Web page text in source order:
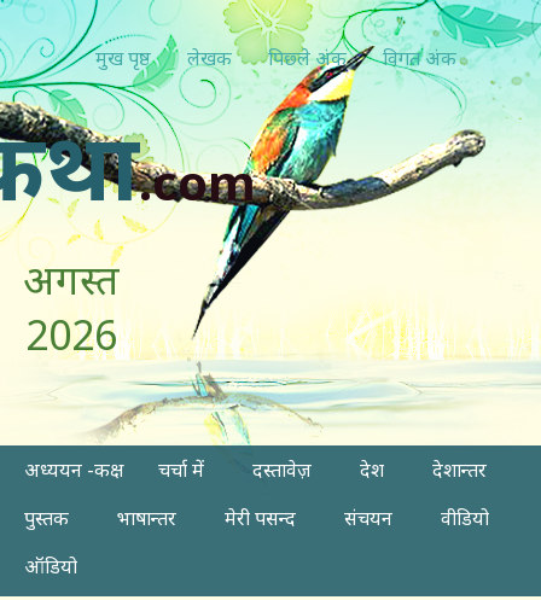
मुख पृष्ठ लेखक पिछ्ले अंक विगत अंक
.com
अगस्त
2026
अध्ययन -कक्ष चर्चा में दस्तावेज़ देश
देशान्तर
पुस्तक
भाषान्तर मेरी पसन्द संचयन
वीडियो
ऑडियो